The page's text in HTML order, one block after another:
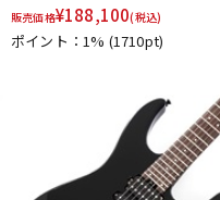
DJ機器
DTM オンライン納品
配信/ライブ機器
販売価格¥188,100(税込)
ポイント：1% (1710pt)